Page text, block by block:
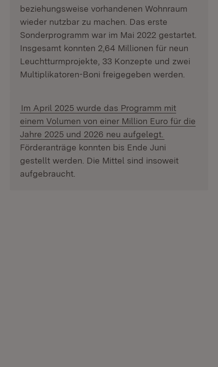
beziehungsweise vorhandenen Wohnraum
wieder nutzbar zu machen. Das erste
Sonderprogramm war im Mai 2022 gestartet.
Insgesamt konnten 2,64 Millionen für neun
Leuchtturmprojekte, 33 Konzepte und zwei
Multiplikatoren-Boni freigegeben werden.
Im April 2025 wurde das Programm mit
einem Volumen von einer Million Euro für die
Jahre 2025 und 2026 neu aufgelegt.
Förderanträge konnten bis Ende Juni
gestellt werden. Die Mittel sind insoweit
aufgebraucht.